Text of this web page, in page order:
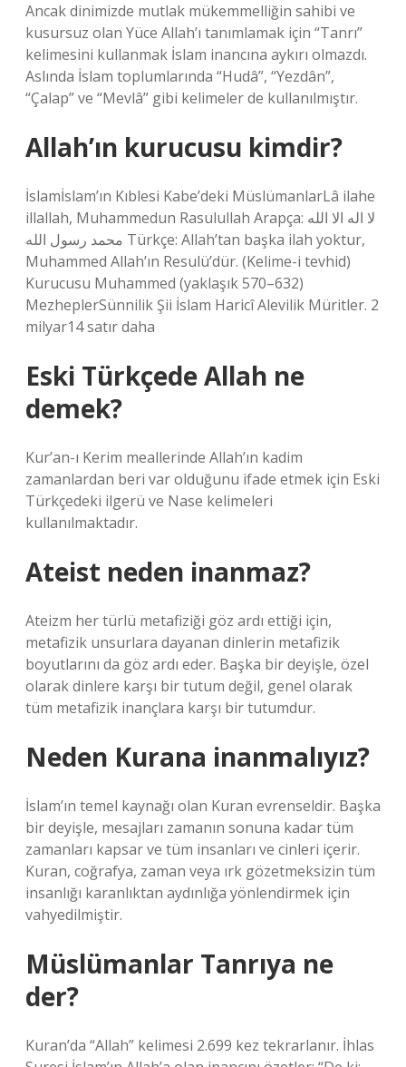
Ancak dinimizde mutlak mükemmelliğin sahibi ve
kusursuz olan Yüce Allah’ı tanımlamak için “Tanrı”
kelimesini kullanmak İslam inancına aykırı olmazdı.
Aslında İslam toplumlarında “Hudâ”, “Yezdân”,
“Çalap” ve “Mevlâ” gibi kelimeler de kullanılmıştır.
Allah’ın kurucusu kimdir?
İslamİslam’ın Kıblesi Kabe’deki MüslümanlarLâ ilahe
illallah, Muhammedun Rasulullah Arapça: لا اله الا الله
محمد رسول الله Türkçe: Allah’tan başka ilah yoktur,
Muhammed Allah’ın Resulü’dür. (Kelime-i tevhid)
Kurucusu Muhammed (yaklaşık 570–632)
MezheplerSünnilik Şii İslam Haricî Alevilik Müritler. 2
milyar14 satır daha
Eski Türkçede Allah ne
demek?
Kur’an-ı Kerim meallerinde Allah’ın kadim
zamanlardan beri var olduğunu ifade etmek için Eski
Türkçedeki ilgerü ve Nase kelimeleri
kullanılmaktadır.
Ateist neden inanmaz?
Ateizm her türlü metafiziği göz ardı ettiği için,
metafizik unsurlara dayanan dinlerin metafizik
boyutlarını da göz ardı eder. Başka bir deyişle, özel
olarak dinlere karşı bir tutum değil, genel olarak
tüm metafizik inançlara karşı bir tutumdur.
Neden Kurana inanmalıyız?
İslam’ın temel kaynağı olan Kuran evrenseldir. Başka
bir deyişle, mesajları zamanın sonuna kadar tüm
zamanları kapsar ve tüm insanları ve cinleri içerir.
Kuran, coğrafya, zaman veya ırk gözetmeksizin tüm
insanlığı karanlıktan aydınlığa yönlendirmek için
vahyedilmiştir.
Müslümanlar Tanrıya ne
der?
Kuran’da “Allah” kelimesi 2.699 kez tekrarlanır. İhlas